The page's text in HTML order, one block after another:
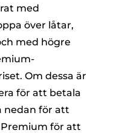
med
över låtar,
med högre
Om dessa är
för att betala
nedan för att
för att